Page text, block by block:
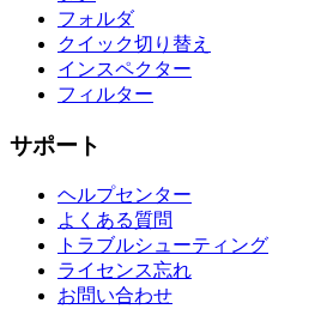
フォルダ
クイック切り替え
インスペクター
フィルター
サポート
ヘルプセンター
よくある質問
トラブルシューティング
ライセンス忘れ
お問い合わせ